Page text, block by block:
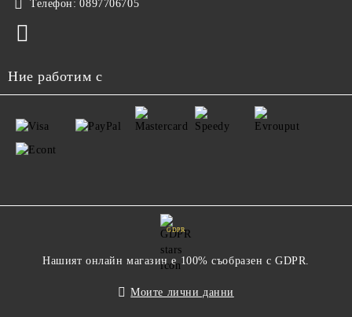
Телефон: 0897706705
Ние работим с
GDPR
Нашият онлайн магазин е 100% съобразен с GDPR.
Моите лични данни